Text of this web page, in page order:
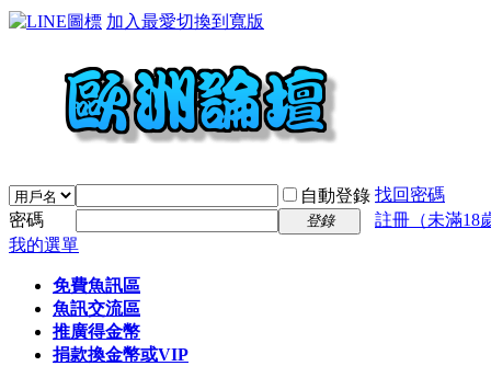
加入最愛切換到寬版
自動登錄 找回密碼
密碼
登錄
註冊（未滿18
我的選單
免費魚訊區
魚訊交流區
推廣得金幣
捐款換金幣或VIP